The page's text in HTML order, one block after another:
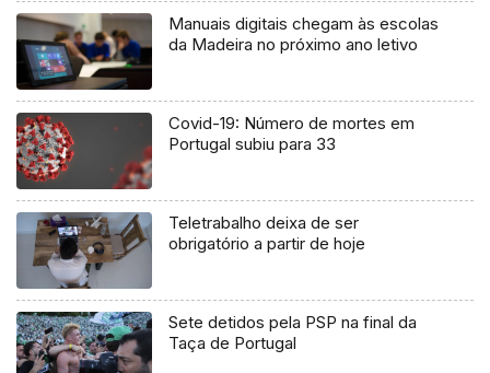
Manuais digitais chegam às escolas
da Madeira no próximo ano letivo
Covid-19: Número de mortes em
Portugal subiu para 33
Teletrabalho deixa de ser
obrigatório a partir de hoje
Sete detidos pela PSP na final da
Taça de Portugal